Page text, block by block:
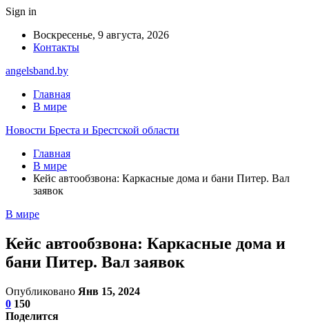
Sign in
Воскресенье, 9 августа, 2026
Контакты
angelsband.by
Главная
В мире
Новости Бреста и Брестской области
Главная
В мире
Кейс автообзвона: Каркасные дома и бани Питер. Вал
заявок
В мире
Кейс автообзвона: Каркасные дома и
бани Питер. Вал заявок
Опубликовано Янв 15, 2024
0 150
Поделится